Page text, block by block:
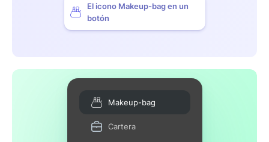
El icono Makeup-bag en un
botón
Makeup-bag
Cartera